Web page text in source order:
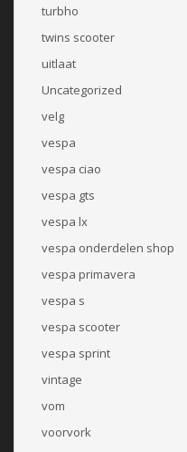
turbho
twins scooter
uitlaat
Uncategorized
velg
vespa
vespa ciao
vespa gts
vespa lx
vespa onderdelen shop
vespa primavera
vespa s
vespa scooter
vespa sprint
vintage
vom
voorvork